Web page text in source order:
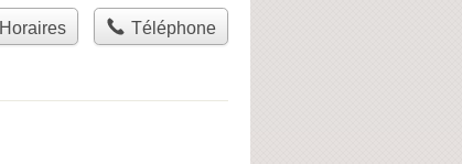
Horaires Téléphone